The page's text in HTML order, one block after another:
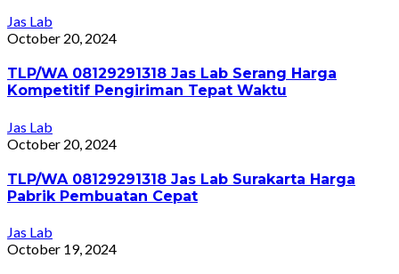
Jas Lab
October 20, 2024
TLP/WA 08129291318 Jas Lab Serang Harga
Kompetitif Pengiriman Tepat Waktu
Jas Lab
October 20, 2024
TLP/WA 08129291318 Jas Lab Surakarta Harga
Pabrik Pembuatan Cepat
Jas Lab
October 19, 2024